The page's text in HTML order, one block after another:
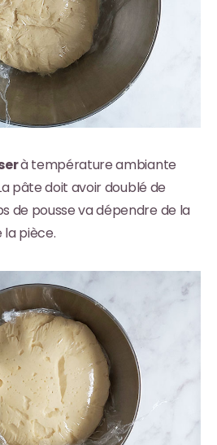
à température ambiante
pâte doit avoir doublé de
de pousse va dépendre de la
pièce.